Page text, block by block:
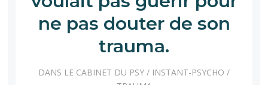
ne pas douter de son
trauma.
DANS LE CABINET DU PSY / INSTANT-PSYCHO /